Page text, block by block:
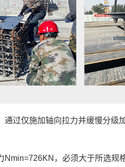
通过仅施加轴向拉力并缓慢分级
Nmin=726KN，必须大于所选规